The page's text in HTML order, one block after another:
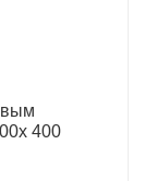
400